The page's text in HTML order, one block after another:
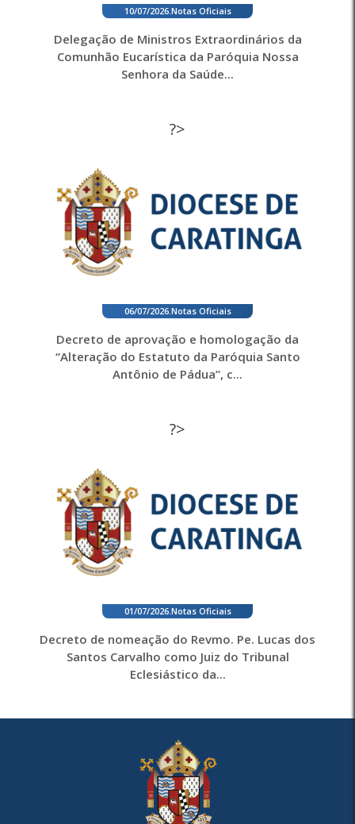
10/07/2026. Notas Oficiais
Delegação de Ministros Extraordinários da
Comunhão Eucarística da Paróquia Nossa
Senhora da Saúde...
?>
06/07/2026. Notas Oficiais
Decreto de aprovação e homologação da
“Alteração do Estatuto da Paróquia Santo
Antônio de Pádua”, c...
?>
01/07/2026. Notas Oficiais
Decreto de nomeação do Revmo. Pe. Lucas dos
Santos Carvalho como Juiz do Tribunal
Eclesiástico da...